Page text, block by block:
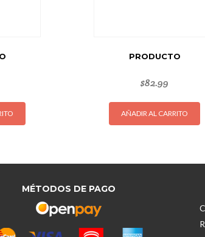
PRODUCTO
$82.99
AÑADIR AL CARRITO
MÉTODOS DE PAGO